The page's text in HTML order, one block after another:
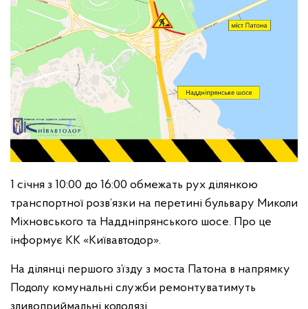
1 січня з 10:00 до 16:00 обмежать рух ділянкою
транспортної розв’язки на перетині бульвару Миколи
Міхновського та Наддніпрянського шосе. Про це
інформує КК «Київавтодор».
На ділянці першого з’їзду з моста Патона в напрямку
Подолу комунальні служби ремонтуватимуть
зливоприймальні колодязі.